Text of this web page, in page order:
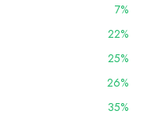
7%
22%
25%
26%
35%